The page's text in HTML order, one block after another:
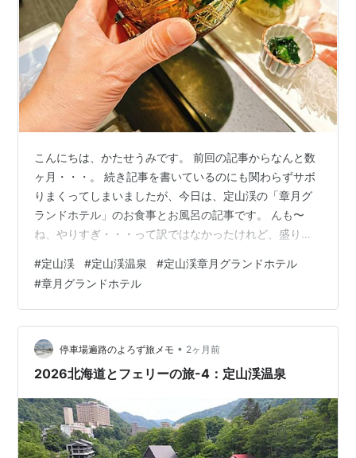
こんにちは、かたせうみです。 前回の記事からなんと数
ヶ月・・・。 続き記事を書いているのにも関わらずサボ
りまくってしまいましたが、今日は、定山渓の「章月グ
ランドホテル」のお食事とお風呂の記事です。 んも〜
ね、やりすぎ・・・って訳ではなかったけれど、盛りだ
か？？ という疑問あり。 それではご覧ください。 前回
の記事は、こちら↓です。 www2.kataseumi.com 定山渓
温泉 章月グランドホテル posted with トマレバ 北海道札
幌市南区定山渓温泉東3-239[地図] 楽天トラベル じゃら
ん JTB 一休 るるぶ Yahoo!トラベ…
#定山渓 #定山渓温泉 #定山渓章月グランドホテル
#章月グランドホテル
停車場遍路のよろず旅メモ • 2ヶ月前
2026北海道とフェリーの旅-4：定山渓温泉